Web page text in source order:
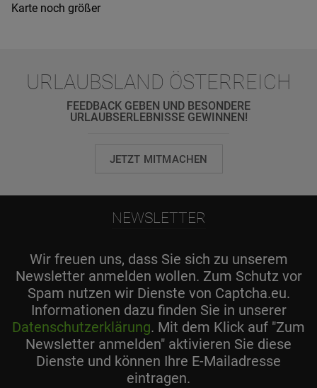
Karte noch größer
URLAUBSLAND ÖSTERREICH
FEEDBACK GEBEN UND BESONDERE
URLAUBSERLEBNISSE GEWINNEN!
JETZT MITMACHEN
NEWSLETTER
Wir freuen uns, dass Sie sich zu unserem
Newsletter anmelden wollen. Zum Schutz vor
Spam nutzen wir Dienste von Captcha.eu.
Informationen dazu finden Sie in unserer
Datenschutzerklärung. Mit dem Klick auf "Zum
Newsletter anmelden" aktivieren Sie diese
Dienste und können Ihre E-Mailadresse
eintragen.